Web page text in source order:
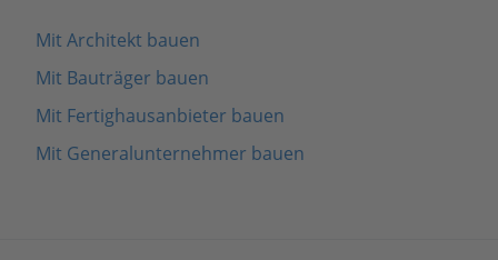
Mit Architekt bauen
Mit Bauträger bauen
Mit Fertighausanbieter bauen
Mit Generalunternehmer bauen